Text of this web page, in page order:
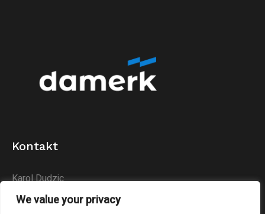
We value your privacy
Kontakt
Karol Dudzic
Huta Podłysica 24B
26-004 Bieliny